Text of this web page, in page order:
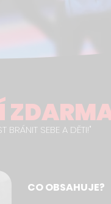
BRÁNIT SEBE A DĚTI!"
CO OBSAHUJE?